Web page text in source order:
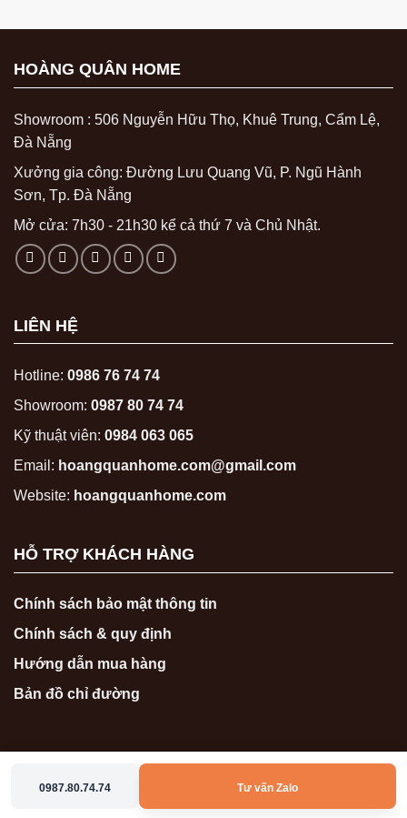
HOÀNG QUÂN HOME
Showroom : 506 Nguyễn Hữu Thọ, Khuê Trung, Cẩm Lệ,
Đà Nẵng
Xưởng gia công: Đường Lưu Quang Vũ, P. Ngũ Hành
Sơn, Tp. Đà Nẵng
Mở cửa: 7h30 - 21h30 kể cả thứ 7 và Chủ Nhật.
LIÊN HỆ
Hotline: 0986 76 74 74
Showroom: 0987 80 74 74
Kỹ thuật viên: 0984 063 065
Email: hoangquanhome.com@gmail.com
Website: hoangquanhome.com
HỖ TRỢ KHÁCH HÀNG
Chính sách bảo mật thông tin
Chính sách & quy định
Hướng dẫn mua hàng
Bản đồ chỉ đường
Copyright 2026 © hoangquanhome.com
0987.80.74.74 Tư vấn Zalo
0986767474 Zalo Messenger